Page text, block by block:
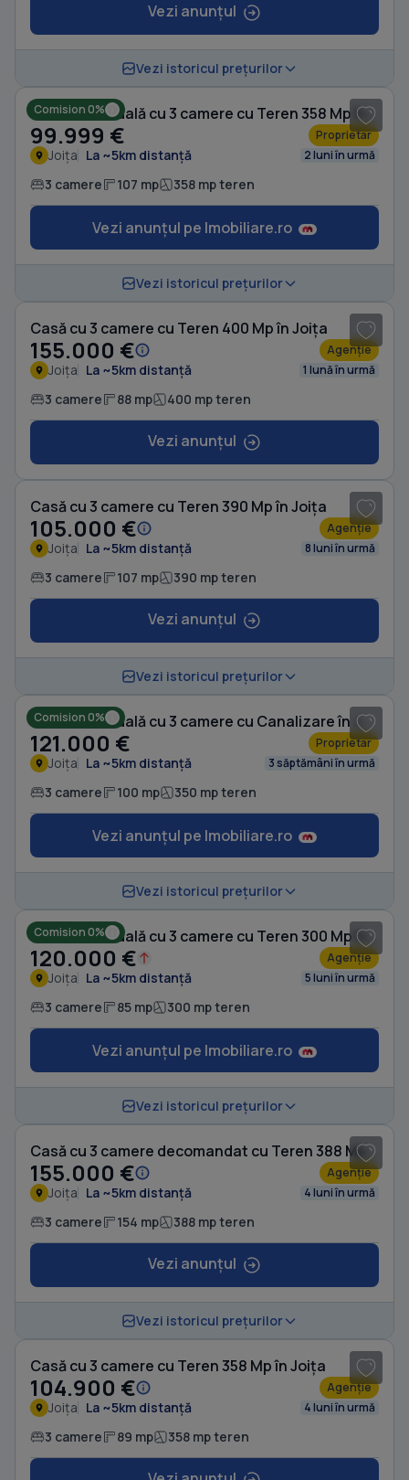
Vezi anunțul
Vezi istoricul prețurilor
Comision 0% Casă individuală cu 3 camere cu Teren 358 Mp în Joița
99.999 € Proprietar
Joița La ~5km distanță 2 luni în urmă
3 camere 107 mp 358 mp teren
Vezi anunțul pe Imobiliare.ro
Vezi istoricul prețurilor
Casă cu 3 camere cu Teren 400 Mp în Joița
155.000 € Agenție
Joița La ~5km distanță 1 lună în urmă
3 camere 88 mp 400 mp teren
Vezi anunțul
Casă cu 3 camere cu Teren 390 Mp în Joița
105.000 € Agenție
Joița La ~5km distanță 8 luni în urmă
3 camere 107 mp 390 mp teren
Vezi anunțul
Vezi istoricul prețurilor
Comision 0% Casă individuală cu 3 camere cu Canalizare în Joița
121.000 € Proprietar
Joița La ~5km distanță 3 săptămâni în urmă
3 camere 100 mp 350 mp teren
Vezi anunțul pe Imobiliare.ro
Vezi istoricul prețurilor
Comision 0% Casă individuală cu 3 camere cu Teren 300 Mp în Joița
120.000 € Agenție
Joița La ~5km distanță 5 luni în urmă
3 camere 85 mp 300 mp teren
Vezi anunțul pe Imobiliare.ro
Vezi istoricul prețurilor
Casă cu 3 camere decomandat cu Teren 388 Mp în Joița
155.000 € Agenție
Joița La ~5km distanță 4 luni în urmă
3 camere 154 mp 388 mp teren
Vezi anunțul
Vezi istoricul prețurilor
Casă cu 3 camere cu Teren 358 Mp în Joița
104.900 € Agenție
Joița La ~5km distanță 4 luni în urmă
3 camere 89 mp 358 mp teren